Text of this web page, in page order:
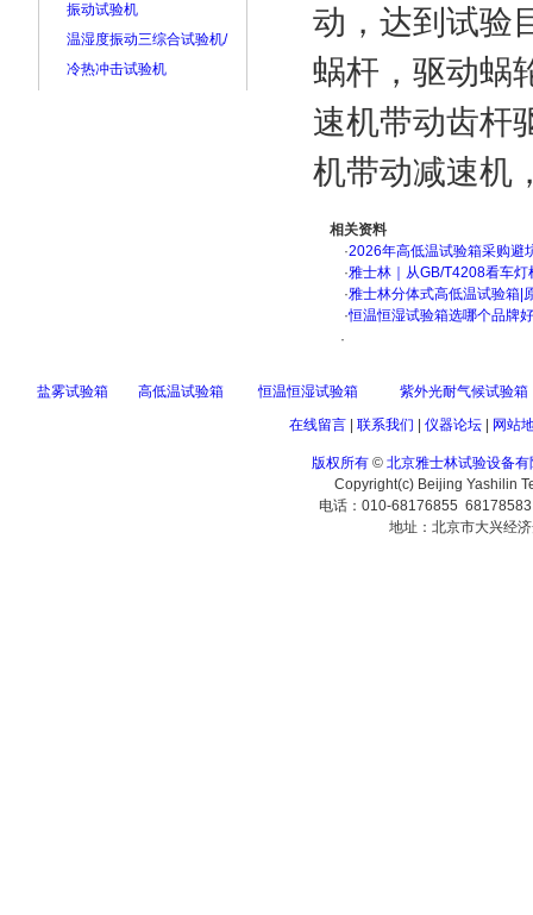
振动试验机
温湿度振动三综合试验机/
冷热冲击试验机
动，达到试验
蜗杆，驱动蜗
速机带动齿杆
机带动减速机
相关资料
·2026年高低温试验箱采购
·雅士林｜从GB/T4208看车
·雅士林分体式高低温试验箱|
·恒温恒湿试验箱选哪个品牌
·
盐雾试验箱 高低温试验箱 恒温恒湿试验箱
紫外光耐气候试验箱
在线留言| 联系我们 仪器论坛| 网站
版权所有 © 北京雅士林试验设备有
Copyright(c) Beijing Yashilin
电话：010-68176855
地址：北京市大兴经